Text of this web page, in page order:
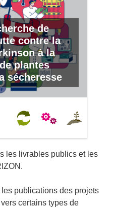
de
contre la
à la
plantes
sécheresse
les livrables publics et les
publications des projets
certains types de